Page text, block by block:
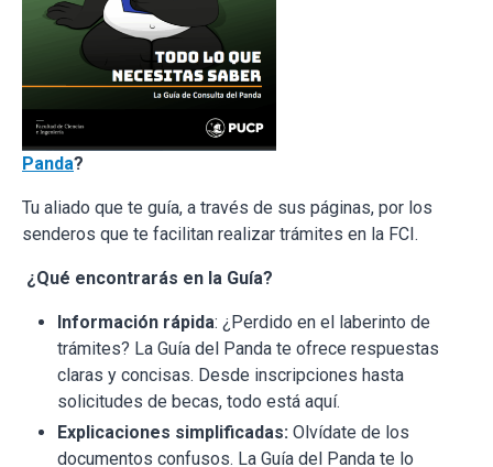
Panda?
Tu aliado que te guía, a través de sus páginas, por los
senderos que te facilitan realizar trámites en la FCI.
¿Qué encontrarás en la Guía?
Información rápida: ¿Perdido en el laberinto de
trámites? La Guía del Panda te ofrece respuestas
claras y concisas. Desde inscripciones hasta
solicitudes de becas, todo está aquí.
Explicaciones simplificadas: Olvídate de los
documentos confusos. La Guía del Panda te lo